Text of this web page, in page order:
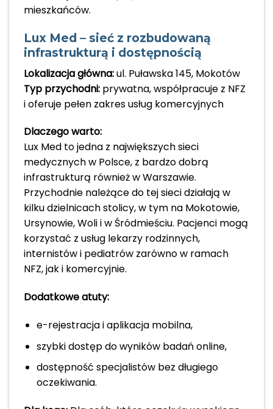
mieszkańców.
Lux Med – sieć z rozbudowaną
infrastrukturą i dostępnością
Lokalizacja główna:ul. Puławska 145, Mokotów
Typ przychodni: prywatna, współpracuje z NFZ
i oferuje pełen zakres usług komercyjnych
Dlaczego warto:
Lux Med to jedna z największych sieci
medycznych w Polsce, z bardzo dobrą
infrastrukturą również w Warszawie.
Przychodnie należące do tej sieci działają w
kilku dzielnicach stolicy, w tym na Mokotowie,
Ursynowie, Woli i w Śródmieściu. Pacjenci mogą
korzystać z usług lekarzy rodzinnych,
internistów i pediatrów zarówno w ramach
NFZ, jak i komercyjnie.
Dodatkowe atuty:
e-rejestracja i aplikacja mobilna,
szybki dostęp do wyników badań online,
dostępność specjalistów bez długiego
oczekiwania.